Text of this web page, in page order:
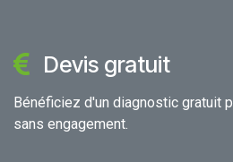
Devis gratuit
Bénéficiez d'un diagnostic gratuit
sans engagement.